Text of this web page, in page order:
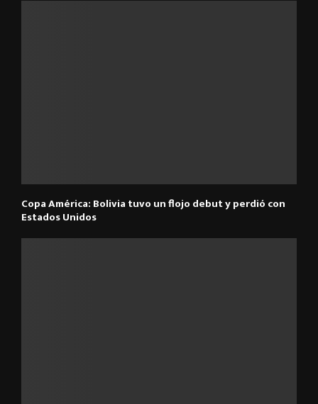
Copa América: Bolivia tuvo un flojo debut y perdió con
Estados Unidos